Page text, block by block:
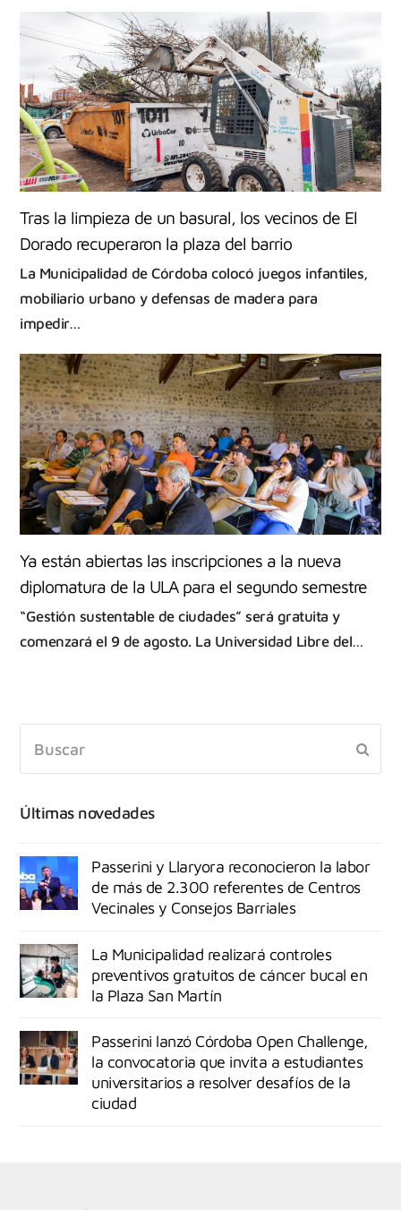
Tras la limpieza de un basural, los vecinos de El
Dorado recuperaron la plaza del barrio
La Municipalidad de Córdoba colocó juegos infantiles,
mobiliario urbano y defensas de madera para
impedir…
Ya están abiertas las inscripciones a la nueva
diplomatura de la ULA para el segundo semestre
“Gestión sustentable de ciudades” será gratuita y
comenzará el 9 de agosto. La Universidad Libre del…
Últimas novedades
Passerini y Llaryora reconocieron la labor
de más de 2.300 referentes de Centros
Vecinales y Consejos Barriales
La Municipalidad realizará controles
preventivos gratuitos de cáncer bucal en
la Plaza San Martín
Passerini lanzó Córdoba Open Challenge,
la convocatoria que invita a estudiantes
universitarios a resolver desafíos de la
ciudad